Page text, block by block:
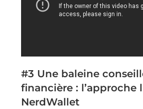
#3 Une baleine
financière : l’approche
NerdWallet